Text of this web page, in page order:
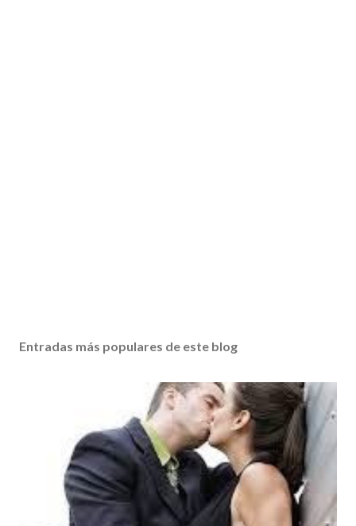
Entradas más populares de este blog